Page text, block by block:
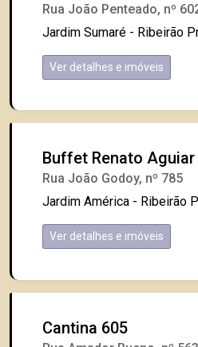
Rua João Penteado, nº
Jardim Sumaré - Ribeirão
Ver detalhes e imóveis
Buffet Renato Aguiar
Rua João Godoy, nº 785
Jardim América - Ribeirão
Ver detalhes e imóveis
Cantina 605